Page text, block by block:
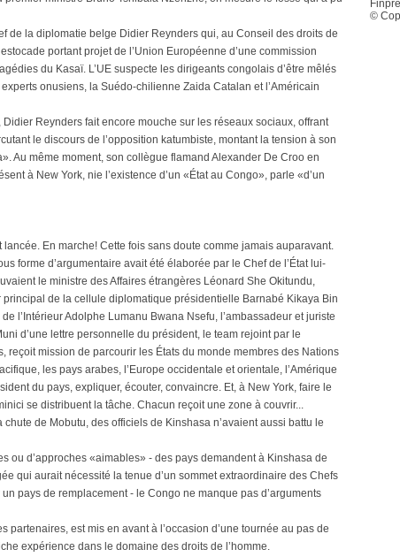
de la diplomatie belge Didier Reynders qui, au Conseil des droits de
portant projet de l’Union Européenne d’une commission
du Kasaï. L’UE suspecte les dirigeants congolais d’être mêlés
onusiens, la Suédo-chilienne Zaida Catalan et l’Américain
Reynders fait encore mouche sur les réseaux sociaux, offrant
le discours de l’opposition katumbiste, montant la tension à son
Au même moment, son collègue flamand Alexander De Croo en
à New York, nie l’existence d’un «État au Congo», parle «d’un
En marche! Cette fois sans doute comme jamais auparavant.
forme d’argumentaire avait été élaborée par le Chef de l’État lui-
le ministre des Affaires étrangères Léonard She Okitundu,
de la cellule diplomatique présidentielle Barnabé Kikaya Bin
l’Intérieur Adolphe Lumanu Bwana Nsefu, l’ambassadeur et juriste
d’une lettre personnelle du président, le team rejoint par le
reçoit mission de parcourir les États du monde membres des Nations
les pays arabes, l’Europe occidentale et orientale, l’Amérique
du pays, expliquer, écouter, convaincre. Et, à New York, faire le
se distribuent la tâche. Chacun reçoit une zone à couvrir...
de Mobutu, des officiels de Kinshasa n’avaient aussi battu le
ou d’approches «aimables» - des pays demandent à Kinshasa de
qui aurait nécessité la tenue d’un sommet extraordinaire des Chefs
pays de remplacement - le Congo ne manque pas d’arguments
est mis en avant à l’occasion d’une tournée au pas de
expérience dans le domaine des droits de l’homme.
©